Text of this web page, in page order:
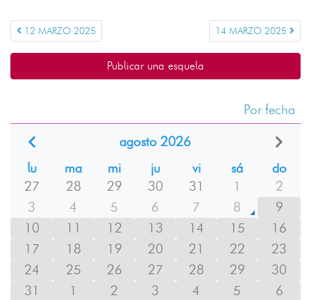
12 MARZO 2025 14 MARZO 2025
Publicar una esquela
Por fecha
agosto 2026
lu
ma mi ju vi sá
do
27
28 29 30 31 1
2
3
4 5 6 7 8
9
10
11 12 13 14 15
16
17
18 19 20 21 22
23
24
25 26 27 28 29
30
31
1 2 3 4 5 6